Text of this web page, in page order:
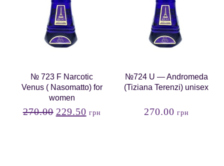
№ 723 F Narcotic
Venus ( Nasomatto) for
women
270.00 229.50 грн
№724 U — Andromeda
(Tiziana Terenzi) unisex
270.00 грн